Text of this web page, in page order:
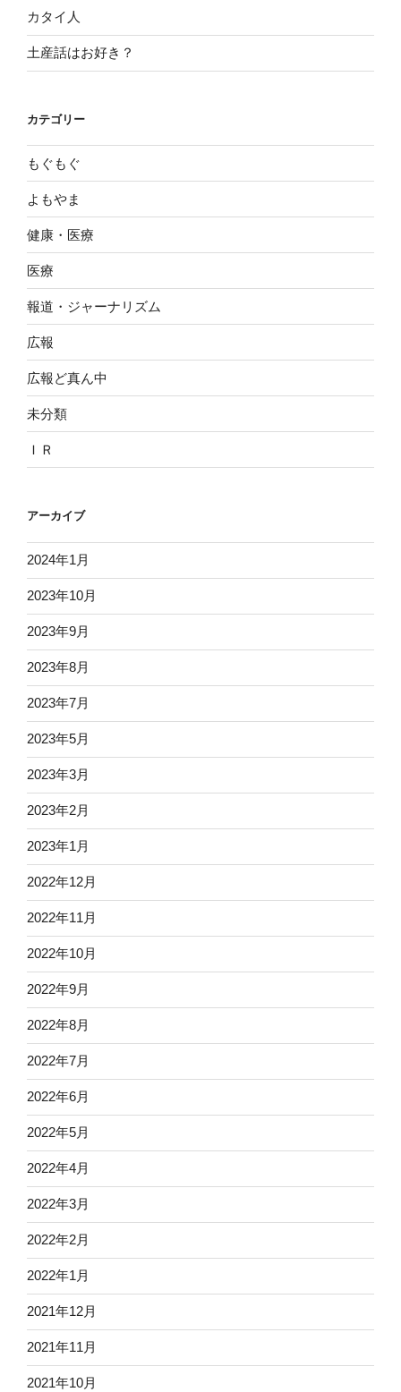
カタイ人
土産話はお好き？
カテゴリー
もぐもぐ
よもやま
健康・医療
医療
報道・ジャーナリズム
広報
広報ど真ん中
未分類
ＩＲ
アーカイブ
2024年1月
2023年10月
2023年9月
2023年8月
2023年7月
2023年5月
2023年3月
2023年2月
2023年1月
2022年12月
2022年11月
2022年10月
2022年9月
2022年8月
2022年7月
2022年6月
2022年5月
2022年4月
2022年3月
2022年2月
2022年1月
2021年12月
2021年11月
2021年10月